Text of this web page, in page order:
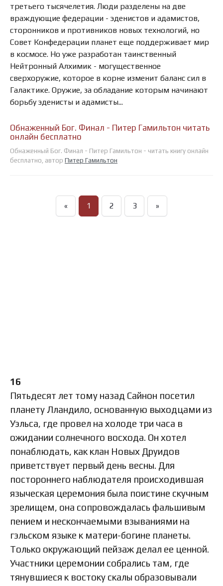
третьего тысячелетия. Люди разделены на две
враждующие федерации - эденистов и адамистов,
сторонников и противников новых технологий, но
Совет Конфедерации планет еще поддерживает мир
в космосе. Но уже разработан таинственный
Нейтронный Алхимик - могущественное
сверхоружие, которое в корне изменит баланс сил в
Галактике. Оружие, за обладание которым начинают
борьбу эденисты и адамисты...
Обнаженный Бог. Финал - Питер Гамильтон читать
онлайн бесплатно
Обнаженный Бог. Финал - Питер Гамильтон - читать книгу онлайн
бесплатно, автор Питер Гамильтон
« 1 2 3 »
16
Пятьдесят лет тому назад Сайнон посетил
планету Лландило, основанную выходцами из
Уэльса, где провел на холоде три часа в
ожидании солнечного восхода. Он хотел
понаблюдать, как клан Новых Друидов
приветствует первый день весны. Для
постороннего наблюдателя происходившая
языческая церемония была поистине скучным
зрелищем, она сопровождалась фальшивым
пением и нескончаемыми взываниями на
гэльском языке к матери-богине планеты.
Только окружающий пейзаж делал ее ценной.
Участники церемонии собрались там, где
тянувшиеся к востоку скалы образовывали